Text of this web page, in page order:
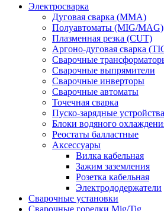
Электросварка
Дуговая сварка (MMA)
Полуавтоматы (MIG/MAG)
Плазменная резка (CUT)
Аргоно-дуговая сварка
Сварочные
Сварочные выпрямители
Сварочные инверторы
Сварочные автоматы
Точечная сварка
Пуско-зарядные устройства
Блоки водяного
Реостаты балластные
Аксессуары
Вилка кабельная
Зажим заземления
Розетка кабельная
Электрододержатели
Cварочные установки
Сварочные горелки Mig/Tig